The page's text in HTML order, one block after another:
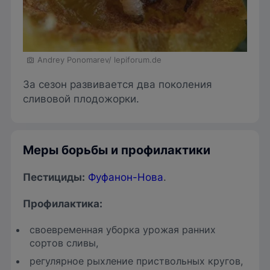
Andrey Ponomarev/ lepiforum.de
За сезон развивается два поколения
сливовой плодожорки.
Меры борьбы и профилактики
Пестициды: Фуфанон-Нова.
Профилактика:
своевременная уборка урожая ранних
сортов сливы,
регулярное рыхление приствольных кругов,